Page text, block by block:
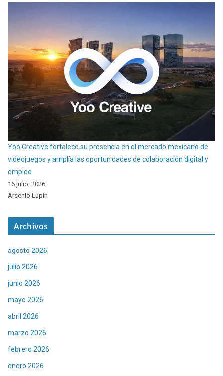
Yoo Creative fortalece su presencia en el mercado mexicano de
videojuegos y amplía las oportunidades de colaboración digital y
empleo
16 julio, 2026
Arsenio Lupin
Archivos
agosto 2026
julio 2026
junio 2026
mayo 2026
abril 2026
marzo 2026
febrero 2026
enero 2026